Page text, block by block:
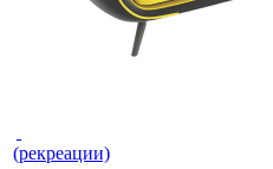
(рекреации)